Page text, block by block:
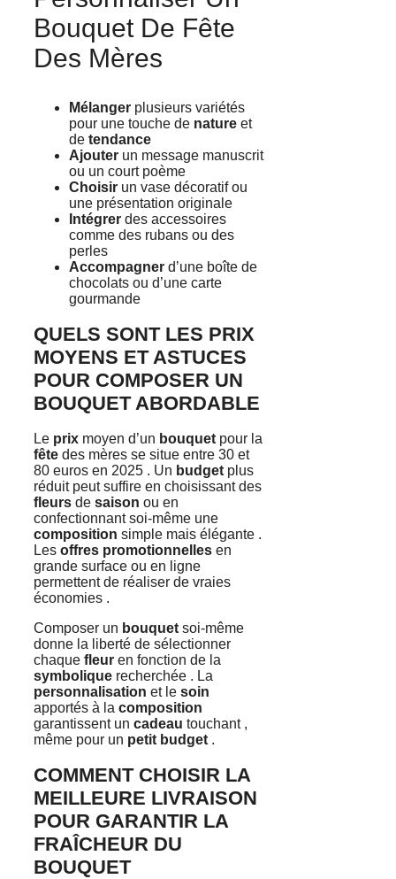
Bouquet De Fête
Des Mères
Mélanger plusieurs variétés
pour une touche de nature et
de tendance
Ajouter un message manuscrit
ou un court poème
Choisir un vase décoratif ou
une présentation originale
Intégrer des accessoires
comme des rubans ou des
perles
Accompagner d’une boîte de
chocolats ou d’une carte
gourmande
QUELS SONT LES PRIX
MOYENS ET ASTUCES
POUR COMPOSER UN
BOUQUET ABORDABLE
Le prix moyen d’un bouquet pour la
fête des mères se situe entre 30 et
80 euros en 2025 . Un budget plus
réduit peut suffire en choisissant des
fleurs de saison ou en
confectionnant soi-même une
composition simple mais élégante .
Les offres promotionnelles en
grande surface ou en ligne
permettent de réaliser de vraies
économies .
Composer un bouquet soi-même
donne la liberté de sélectionner
chaque fleur en fonction de la
symbolique recherchée . La
personnalisation et le soin
apportés à la composition
garantissent un cadeau touchant ,
même pour un petit budget .
COMMENT CHOISIR LA
MEILLEURE LIVRAISON
POUR GARANTIR LA
FRAÎCHEUR DU
BOUQUET